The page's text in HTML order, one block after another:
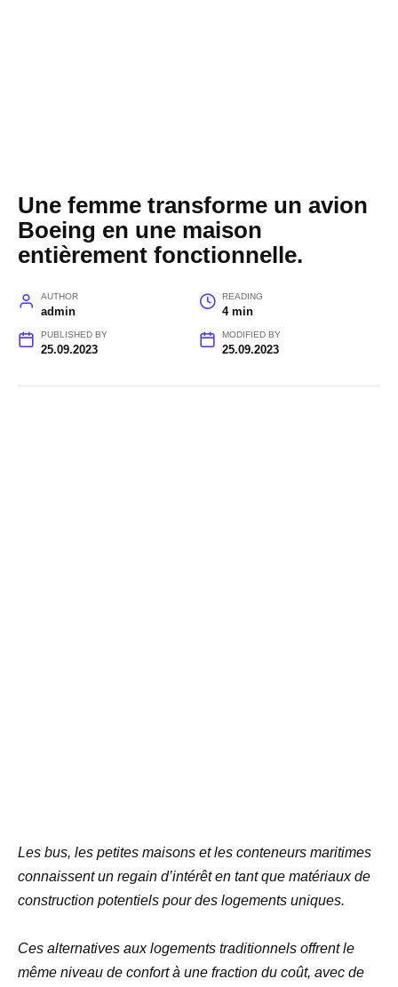
Une femme transforme un avion
Boeing en une maison
entièrement fonctionnelle.
AUTHOR
admin
READING
4 min
PUBLISHED BY
25.09.2023
MODIFIED BY
25.09.2023
Les bus, les petites maisons et les conteneurs maritimes
connaissent un regain d’intérêt en tant que matériaux de
construction potentiels pour des logements uniques.
Ces alternatives aux logements traditionnels offrent le
même niveau de confort à une fraction du coût, avec de